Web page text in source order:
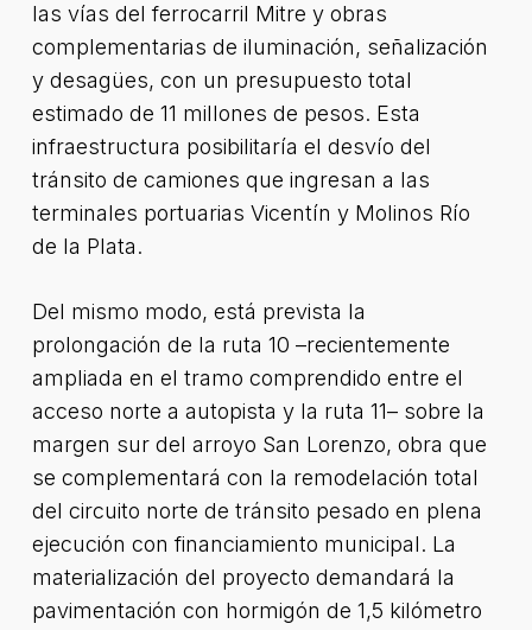
las vías del ferrocarril Mitre y obras
complementarias de iluminación, señalización
y desagües, con un presupuesto total
estimado de 11 millones de pesos. Esta
infraestructura posibilitaría el desvío del
tránsito de camiones que ingresan a las
terminales portuarias Vicentín y Molinos Río
de la Plata.
Del mismo modo, está prevista la
prolongación de la ruta 10 –recientemente
ampliada en el tramo comprendido entre el
acceso norte a autopista y la ruta 11– sobre la
margen sur del arroyo San Lorenzo, obra que
se complementará con la remodelación total
del circuito norte de tránsito pesado en plena
ejecución con financiamiento municipal. La
materialización del proyecto demandará la
pavimentación con hormigón de 1,5 kilómetro